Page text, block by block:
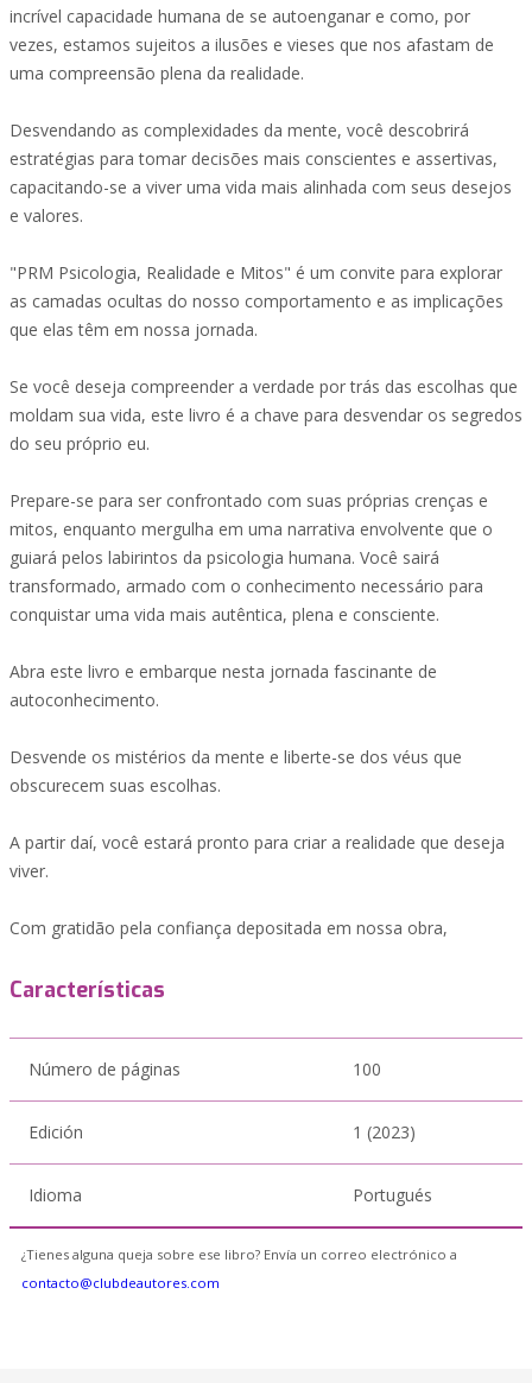
incrível capacidade humana de se autoenganar e como, por
vezes, estamos sujeitos a ilusões e vieses que nos afastam de
uma compreensão plena da realidade.
Desvendando as complexidades da mente, você descobrirá
estratégias para tomar decisões mais conscientes e assertivas,
capacitando-se a viver uma vida mais alinhada com seus desejos
e valores.
"PRM Psicologia, Realidade e Mitos" é um convite para explorar
as camadas ocultas do nosso comportamento e as implicações
que elas têm em nossa jornada.
Se você deseja compreender a verdade por trás das escolhas que
moldam sua vida, este livro é a chave para desvendar os segredos
do seu próprio eu.
Prepare-se para ser confrontado com suas próprias crenças e
mitos, enquanto mergulha em uma narrativa envolvente que o
guiará pelos labirintos da psicologia humana. Você sairá
transformado, armado com o conhecimento necessário para
conquistar uma vida mais autêntica, plena e consciente.
Abra este livro e embarque nesta jornada fascinante de
autoconhecimento.
Desvende os mistérios da mente e liberte-se dos véus que
obscurecem suas escolhas.
A partir daí, você estará pronto para criar a realidade que deseja
viver.
Com gratidão pela confiança depositada em nossa obra,
Características
Número de páginas 100
Edición 1 (2023)
Idioma Portugués
¿Tienes alguna queja sobre ese libro? Envía un correo electrónico a
contacto@clubdeautores.com